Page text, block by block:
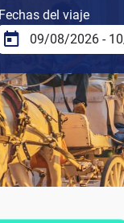
Fechas del viaje